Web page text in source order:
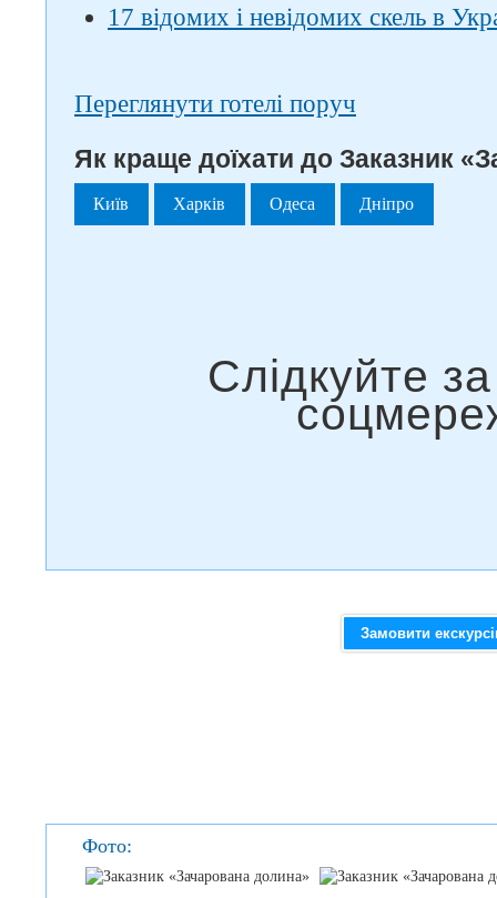
17 відомих і невідомих скель в
Переглянути готелі поруч
Як краще доїхати до Заказник
Київ Харків Одеса Дніпро
Замовити
Фото: